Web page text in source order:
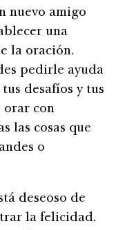
nuevo amigo
una
la oración.
pedirle ayuda
desafíos y tus
orar con
las cosas que
o
deseoso de
la felicidad.